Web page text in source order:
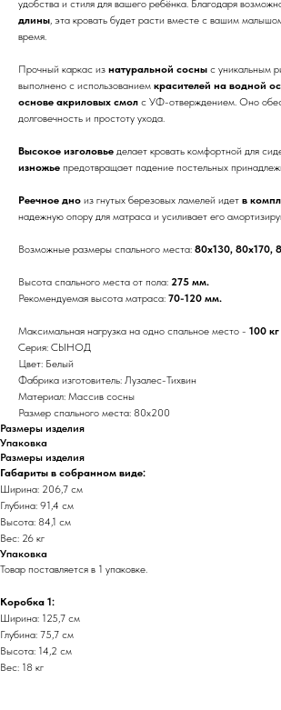
удобства и стиля для вашего ребёнка. Благодаря
длины, эта кровать будет расти вместе с вашим
время.
Прочный каркас из натуральной сосны с уникальным
выполнено с использованием красителей на водной
основе акриловых смол с УФ-отверждением. Оно
долговечность и простоту ухода.
Высокое изголовье делает кровать комфортной для
изножье предотвращает падение постельных
Реечное дно из гнутых березовых ламелей идет в
надежную опору для матраса и усиливает его
Возможные размеры спального места: 80х130, 80х170,
Высота спального места от пола: 275 мм.
Рекомендуемая высота матраса: 70-120 мм.
Максимальная нагрузка на одно спальное место - 100 кг
Серия: СЫНОД
Цвет: Белый
Фабрика изготовитель: Лузалес-Тихвин
Материал: Массив сосны
Размер спального места: 80х200
Размеры изделия
Упаковка
Размеры изделия
Габариты в собранном виде:
Ширина: 206,7 см
Глубина: 91,4 см
Высота: 84,1 см
Вес: 26 кг
Упаковка
Товар поставляется в 1 упаковке.
Коробка 1:
Ширина: 125,7 см
Глубина: 75,7 см
Высота: 14,2 см
Вес: 18 кг